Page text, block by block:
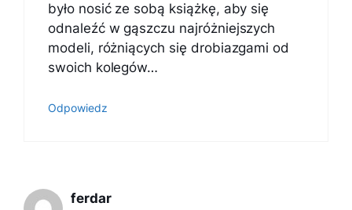
było nosić ze sobą książkę, aby się
odnaleźć w gąszczu najróżniejszych
modeli, różniących się drobiazgami od
swoich kolegów…
Odpowiedz
ferdar